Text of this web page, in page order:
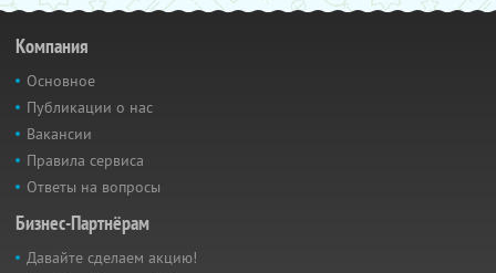
Компания
Основное
Публикации о нас
Вакансии
Правила сервиса
Ответы на вопросы
Бизнес-Партнёрам
Давайте сделаем акцию!